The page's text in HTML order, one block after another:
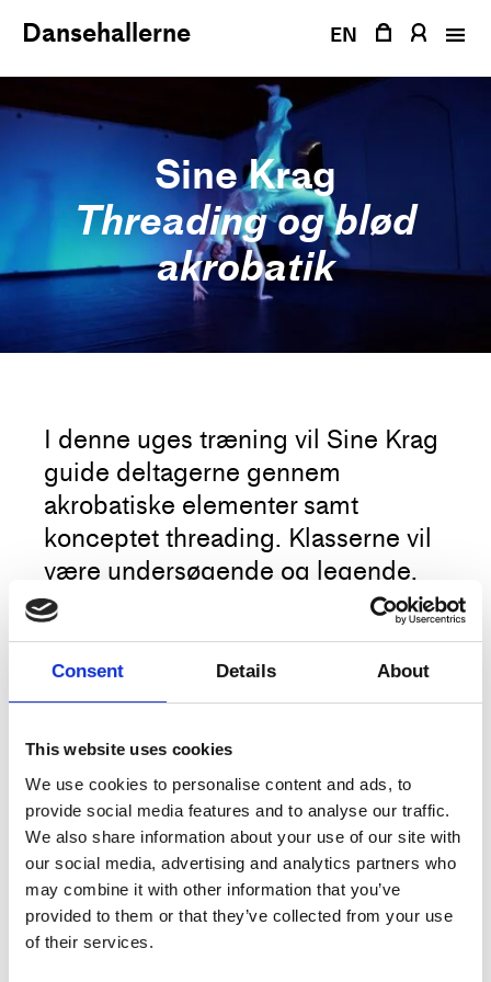
Consent Details About
This website uses cookies
We use cookies to personalise content and ads, to
provide social media features and to analyse our traffic.
We also share information about your use of our site with
our social media, advertising and analytics partners who
may combine it with other information that you’ve
provided to them or that they’ve collected from your use
of their services.
Dansehallerne EN
Sine Krag
Threading og blød
akrobatik
I denne uges træning vil Sine Krag
guide deltagerne gennem
akrobatiske elementer samt
konceptet threading. Klasserne vil
være undersøgende og legende,
men meget fysiske. Akrobatikken
vil have fokus på elementer, der er
bløde og tæt på gulv. Man kan
forvente at møde tricks og
bevægelse fra forskellige
baggrunde – fx eksperimental
dans, floorwork, breaking, cirkus
med mere.
Deltagerne vil arbejde med
akrobatik på det niveau, de er på,
Mere
Kunstner
Sine Krag
Titel
Threading og blød akrobatik